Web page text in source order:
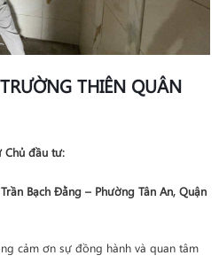
THIÊN QUÂN
Chủ đầu tư:
Bạch Đằng – Phường Tân An, Quận
cảm ơn sự đồng hành và quan tâm